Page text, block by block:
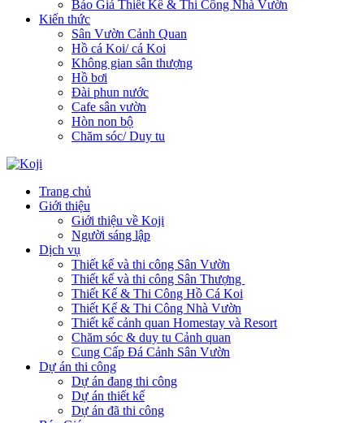
Báo Giá Thiết Kế & Thi Công Nhà Vườn
Kiến thức
Sân Vườn Cảnh Quan
Hồ cá Koi/ cá Koi
Không gian sân thượng
Hồ bơi
Đài phun nước
Cafe sân vườn
Hòn non bộ
Chăm sóc/ Duy tu
Trang chủ
Giới thiệu
Giới thiệu về Koji
Người sáng lập
Dịch vụ
Thiết kế và thi công Sân Vườn
Thiết kế và thi công Sân Thượng
Thiết Kế & Thi Công Hồ Cá Koi
Thiết Kế & Thi Công Nhà Vườn
Thiết kế cảnh quan Homestay và Resort
Chăm sóc & duy tu Cảnh quan
Cung Cấp Đá Cảnh Sân Vườn
Dự án thi công
Dự án đang thi công
Dự án thiết kế
Dự án đã thi công